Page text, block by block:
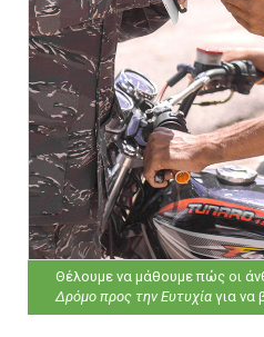
Θέλουμε να μάθουμε πώς οι
Δρόμο προς την Ευτυχία για να